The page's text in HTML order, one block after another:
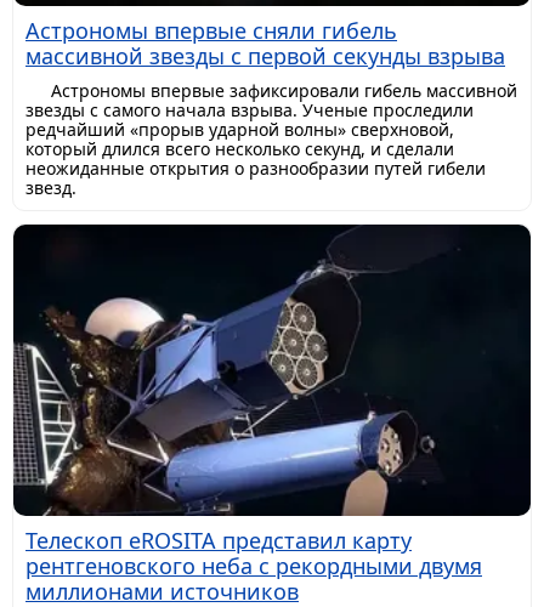
Астрономы впервые сняли гибель
массивной звезды с первой секунды взрыва
Астрономы впервые зафиксировали гибель массивной
звезды с самого начала взрыва. Ученые проследили
редчайший «прорыв ударной волны» сверхновой,
который длился всего несколько секунд, и сделали
неожиданные открытия о разнообразии путей гибели
звезд.
Телескоп eROSITA представил карту
рентгеновского неба с рекордными двумя
миллионами источников